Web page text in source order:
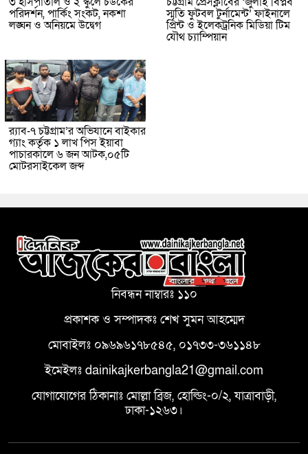
পরিদর্শন, পার্কিং সংকট, নকশা
লঙ্ঘন ও অনিয়মে উদ্বেগ
স্মৃতি ফুটবল টুর্নামেন্ট’ ফাইনালে
প্রিন্ট ও ইলেকট্রনিক মিডিয়া টিম
যৌথ চ্যাম্পিয়ান
র‌্যাব-৭ চট্টগ্রাম’র অভিযানে বাইকার
গ্যাং কর্তৃক ১ লাখ পিস ইয়াবা
পাচারকালে ৬ জন আটক,০৫টি
মোটরসাইকেল জব্দ
নিবন্ধন নাম্বারঃ ১১০
প্রকাশক ও সম্পাদকঃ শেখ সুমন আহম্মেদ
মোবাইলঃ ০৯৬৯৬১৭৮৫৪৫, ০১৭৩৩-৩৬১১৪৮
ইমেইলঃ dainikajkerbangla21@gmail.com
যোগাযোগের ঠিকানাঃ মোল্লা ব্রিজ, হোল্ডিং-০/২, যাত্রাবাড়ী,
ঢাকা-১২৬৩।